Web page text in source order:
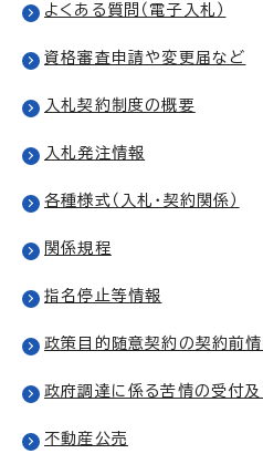
よくある質問（電子入札）
資格審査申請や変更届など
入札契約制度の概要
入札発注情報
各種様式（入札・契約関係）
関係規程
指名停止等情報
政策目的随意契約の契約前情
政府調達に係る苦情の受付
不動産公売